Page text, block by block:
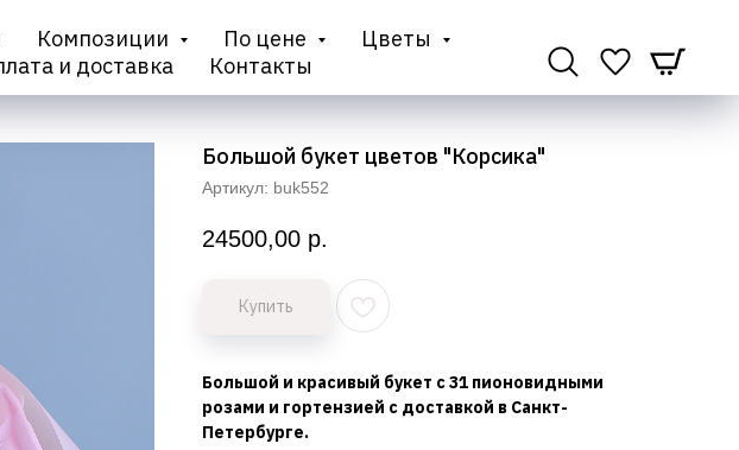
Композиции По цене
Цветы
и доставка Контакты
Большой букет цветов "Корсика"
Артикул: buk552
24500,00 р.
Купить
Большой и красивый букет с 31 пионовидными
розами и гортензией с доставкой в Санкт-
Петербурге.